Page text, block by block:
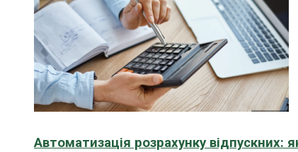
Автоматизація розрахунку відпускних: